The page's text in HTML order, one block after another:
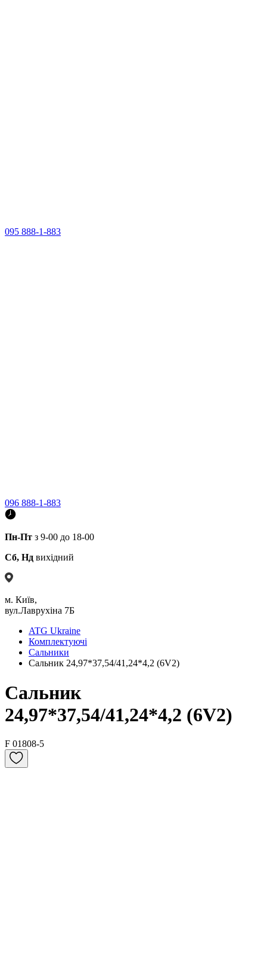
095 888-1-883
096 888-1-883
Пн-Пт з 9-00 до 18-00
Сб, Нд вихідний
м. Київ,
вул.Лаврухіна 7Б
ATG Ukraine
Комплектуючі
Сальники
Сальник 24,97*37,54/41,24*4,2 (6V2)
Сальник
24,97*37,54/41,24*4,2 (6V2)
F 01808-5